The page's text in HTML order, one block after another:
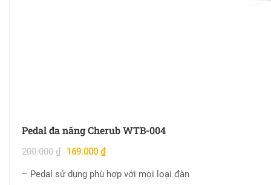
Pedal đa năng Cherub WTB-004
200.000₫ 169.000₫
– Pedal sử dụng phù hợp với mọi loại đàn